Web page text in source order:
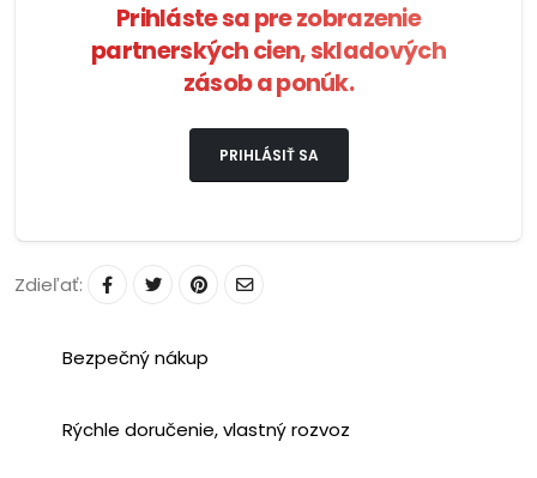
Prihláste sa pre zobrazenie
partnerských cien, skladových
zásob a ponúk.
PRIHLÁSIŤ SA
Zdieľať:
Bezpečný nákup
Rýchle doručenie, vlastný rozvoz